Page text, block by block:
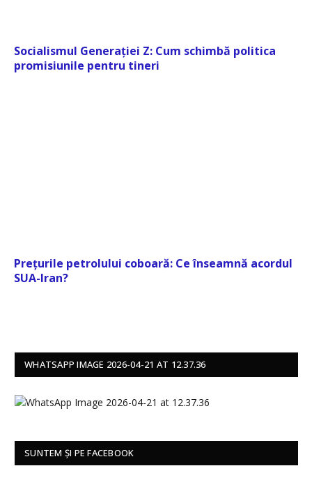
Socialismul Generației Z: Cum schimbă politica
promisiunile pentru tineri
Prețurile petrolului coboară: Ce înseamnă acordul
SUA-Iran?
WHATSAPP IMAGE 2026-04-21 AT 12.37.36
SUNTEM ȘI PE FACEBOOK